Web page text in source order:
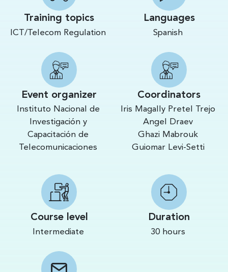
Training topics
ICT/Telecom Regulation
Languages
Spanish
Event organizer
Instituto Nacional de
Investigación y
Capacitación de
Telecomunicaciones
Coordinators
Iris Magally Pretel Trejo
Angel Draev
Ghazi Mabrouk
Guiomar Levi-Setti
Course level
Intermediate
Duration
30 hours